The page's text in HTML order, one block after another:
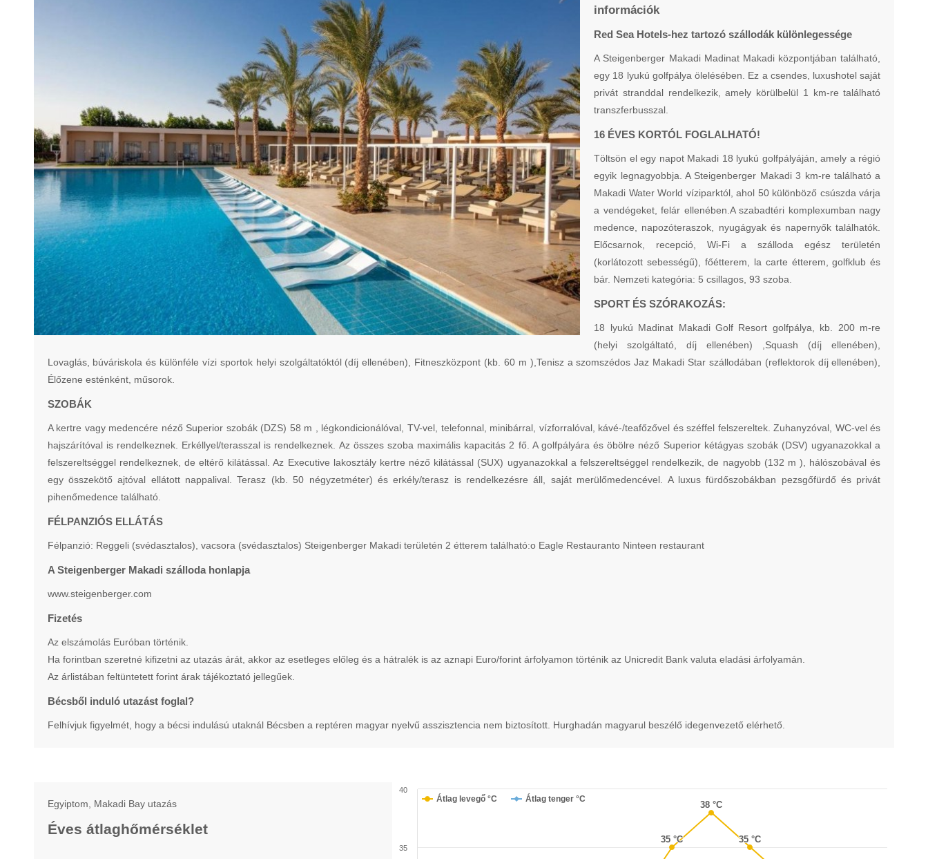
információk
Red Sea Hotels-hez tartozó szállodák különlegessége
A Steigenberger Makadi Madinat Makadi központjában található,
egy 18 lyukú golfpálya ölelésében. Ez a csendes, luxushotel saját
privát stranddal rendelkezik, amely körülbelül 1 km-re található
transzferbusszal.
16 ÉVES KORTÓL FOGLALHATÓ!
Töltsön el egy napot Makadi 18 lyukú golfpályáján, amely a régió
egyik legnagyobbja. A Steigenberger Makadi 3 km-re található a
Makadi Water World víziparktól, ahol 50 különböző csúszda várja
a vendégeket, felár ellenében.A szabadtéri komplexumban nagy
medence, napozóteraszok, nyugágyak és napernyők találhatók.
Előcsarnok, recepció, Wi-Fi a szálloda egész területén
(korlátozott sebességű), főétterem, la carte étterem, golfklub és
bár. Nemzeti kategória: 5 csillagos, 93 szoba.
SPORT ÉS SZÓRAKOZÁS:
18 lyukú Madinat Makadi Golf Resort golfpálya, kb. 200 m-re
(helyi szolgáltató, díj ellenében) ,Squash (díj ellenében),
Lovaglás, búváriskola és különféle vízi sportok helyi szolgáltatóktól (díj ellenében), Fitneszközpont (kb. 60 m ),Tenisz a szomszédos Jaz Makadi Star szállodában (reflektorok díj ellenében),
Élőzene esténként, műsorok.
SZOBÁK
A kertre vagy medencére néző Superior szobák (DZS) 58 m , légkondicionálóval, TV-vel, telefonnal, minibárral, vízforralóval, kávé-/teafőzővel és széffel felszereltek. Zuhanyzóval, WC-vel és
hajszárítóval is rendelkeznek. Erkéllyel/terasszal is rendelkeznek. Az összes szoba maximális kapacitás 2 fő. A golfpályára és öbölre néző Superior kétágyas szobák (DSV) ugyanazokkal a
felszereltséggel rendelkeznek, de eltérő kilátással. Az Executive lakosztály kertre néző kilátással (SUX) ugyanazokkal a felszereltséggel rendelkezik, de nagyobb (132 m ), hálószobával és
egy összekötő ajtóval ellátott nappalival. Terasz (kb. 50 négyzetméter) és erkély/terasz is rendelkezésre áll, saját merülőmedencével. A luxus fürdőszobákban pezsgőfürdő és privát
pihenőmedence található.
FÉLPANZIÓS ELLÁTÁS
Félpanzió: Reggeli (svédasztalos), vacsora (svédasztalos) Steigenberger Makadi területén 2 étterem található:o Eagle Restauranto Ninteen restaurant
A Steigenberger Makadi szálloda honlapja
www.steigenberger.com
Fizetés
Az elszámolás Euróban történik.
Ha forintban szeretné kifizetni az utazás árát, akkor az esetleges előleg és a hátralék is az aznapi Euro/forint árfolyamon történik az Unicredit Bank valuta eladási árfolyamán.
Az árlistában feltüntetett forint árak tájékoztató jellegűek.
Bécsből induló utazást foglal?
Felhívjuk figyelmét, hogy a bécsi indulású utaknál Bécsben a reptéren magyar nyelvű asszisztencia nem biztosított. Hurghadán magyarul beszélő idegenvezető elérhető.
Egyiptom, Makadi Bay utazás
Éves átlaghőmérséklet
35 °C
35 °C
38 °C
38 °C
35 °C
35 °C
Átlag levegő °C Átlag tenger °C
35
40